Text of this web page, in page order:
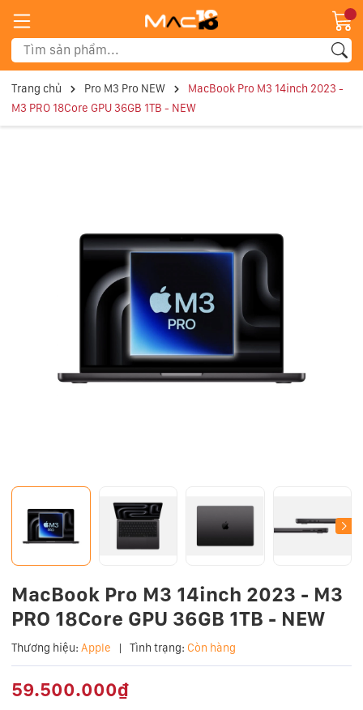
Trang chủ Pro M3 Pro NEW
MacBook Pro M3 14inch 2023 -
M3 PRO 18Core GPU 36GB 1TB - NEW
MacBook Pro M3 14inch 2023 - M3
PRO 18Core GPU 36GB 1TB - NEW
Thương hiệu: Apple | Tình trạng: Còn hàng
59.500.000₫